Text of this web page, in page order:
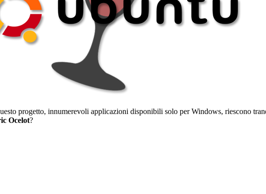
progetto, innumerevoli applicazioni disponibili solo per Windows, riescono
Ocelot?